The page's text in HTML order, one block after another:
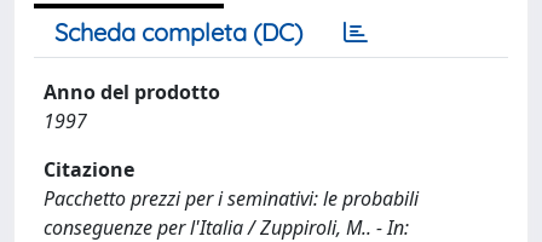
Scheda completa (DC)
Anno del prodotto
1997
Citazione
Pacchetto prezzi per i seminativi: le probabili
conseguenze per l'Italia / Zuppiroli, M.. - In: